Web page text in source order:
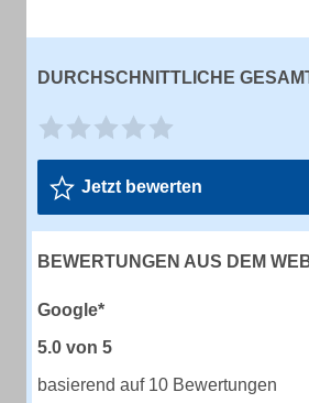
DURCHSCHNITTLICHE
Jetzt bewerten
BEWERTUNGEN AUS DEM
Google*
5.0 von 5
basierend auf 10 Bewertungen